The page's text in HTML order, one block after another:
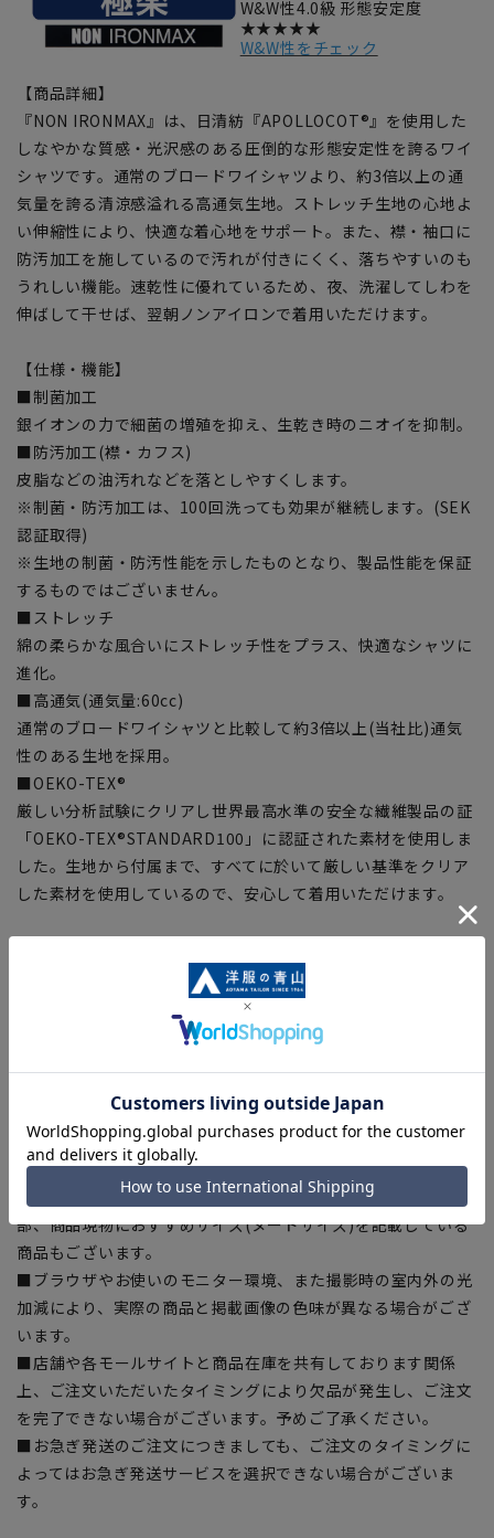
W&W性4.0級 形態安定度
★★★★★
W&W性をチェック
【商品詳細】
『NON IRONMAX』は、日清紡『APOLLOCOT®』を使用した
しなやかな質感・光沢感のある圧倒的な形態安定性を誇るワイ
シャツです。通常のブロードワイシャツより、約3倍以上の通
気量を誇る清涼感溢れる高通気生地。ストレッチ生地の心地よ
い伸縮性により、快適な着心地をサポート。また、襟・袖口に
防汚加工を施しているので汚れが付きにくく、落ちやすいのも
うれしい機能。速乾性に優れているため、夜、洗濯してしわを
伸ばして干せば、翌朝ノンアイロンで着用いただけます。
【仕様・機能】
■制菌加工
銀イオンの力で細菌の増殖を抑え、生乾き時のニオイを抑制。
■防汚加工(襟・カフス)
皮脂などの油汚れなどを落としやすくします。
※制菌・防汚加工は、100回洗っても効果が継続します。(SEK
認証取得)
※生地の制菌・防汚性能を示したものとなり、製品性能を保証
するものではございません。
■ストレッチ
綿の柔らかな風合いにストレッチ性をプラス、快適なシャツに
進化。
■高通気(通気量:60cc)
通常のブロードワイシャツと比較して約3倍以上(当社比)通気
性のある生地を採用。
■OEKO-TEX®
厳しい分析試験にクリアし世界最高水準の安全な繊維製品の証
「OEKO-TEX®STANDARD100」に認証された素材を使用しま
した。生地から付属まで、すべてに於いて厳しい基準をクリア
した素材を使用しているので、安心して着用いただけます。
【商品に関するご注意】
■商品画像はサンプルのため、色味やサイズ等の仕様に変更が
入の目安としてご利用ください。
■生地や仕様・デザインにより、着用感や実際のサイズ表に若
干の誤差が生じる場合がございます。予めご了承ください。
■サイズスペックは仕上がりサイズを記載しております。一
部、商品現物におすすめサイズ(ヌードサイズ)を記載している
商品もございます。
■ブラウザやお使いのモニター環境、また撮影時の室内外の光
加減により、実際の商品と掲載画像の色味が異なる場合がござ
います。
■店舗や各モールサイトと商品在庫を共有しております関係
上、ご注文いただいたタイミングにより欠品が発生し、ご注文
を完了できない場合がございます。予めご了承ください。
■お急ぎ発送のご注文につきましても、ご注文のタイミングに
よってはお急ぎ発送サービスを選択できない場合がございま
す。